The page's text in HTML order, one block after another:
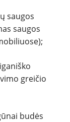
saugos
saugos
greičio
budės